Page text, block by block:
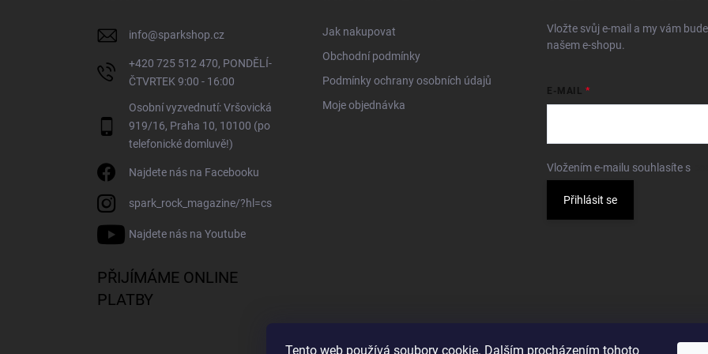
Tento web používá soubory cookie. Dalším procházením tohoto
info@sparkshop.cz
+420 725 512 470, PONDĚLÍ-
ČTVRTEK 9:00 - 16:00
Osobní vyzvednutí: Vršovická
919/16, Praha 10, 10100 (po
telefonické domluvě!)
Najdete nás na Facebooku
spark_rock_magazine/?hl=cs
Najdete nás na Youtube
Jak nakupovat
Obchodní podmínky
Podmínky ochrany osobních údajů
Moje objednávka
Vložte svůj e-mail a my vám
našem e-shopu.
E-MAIL
Vložením e-mailu souhlasíte s
Přihlásit se
PŘIJÍMÁME ONLINE
PLATBY